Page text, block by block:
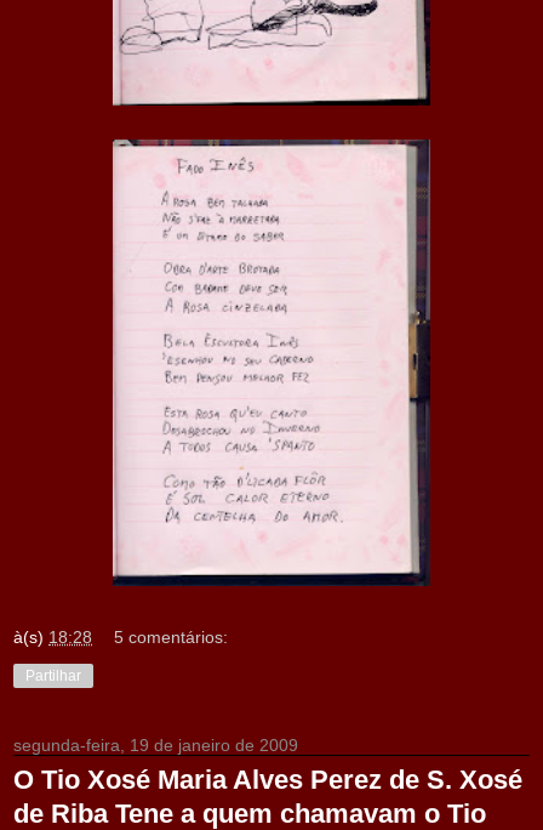
à(s) 18:28 5 comentários:
Partilhar
segunda-feira, 19 de janeiro de 2009
O Tio Xosé Maria Alves Perez de S. Xosé
de Riba Tene a quem chamavam o Tio